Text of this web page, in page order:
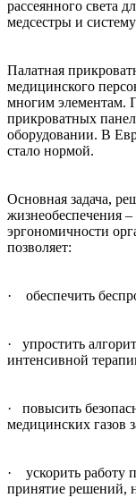
рассеянного света
медсестры и
Палатная
медицинского
многим элементам.
прикроватных
оборудовании. В
стало нормой.
Основная задача,
жизнеобеспечения
эргономичности
позволяет:
· обеспечить
· упростить
интенсивной
· повысить
медицинских газов
· ускорить работу
принятие решений,